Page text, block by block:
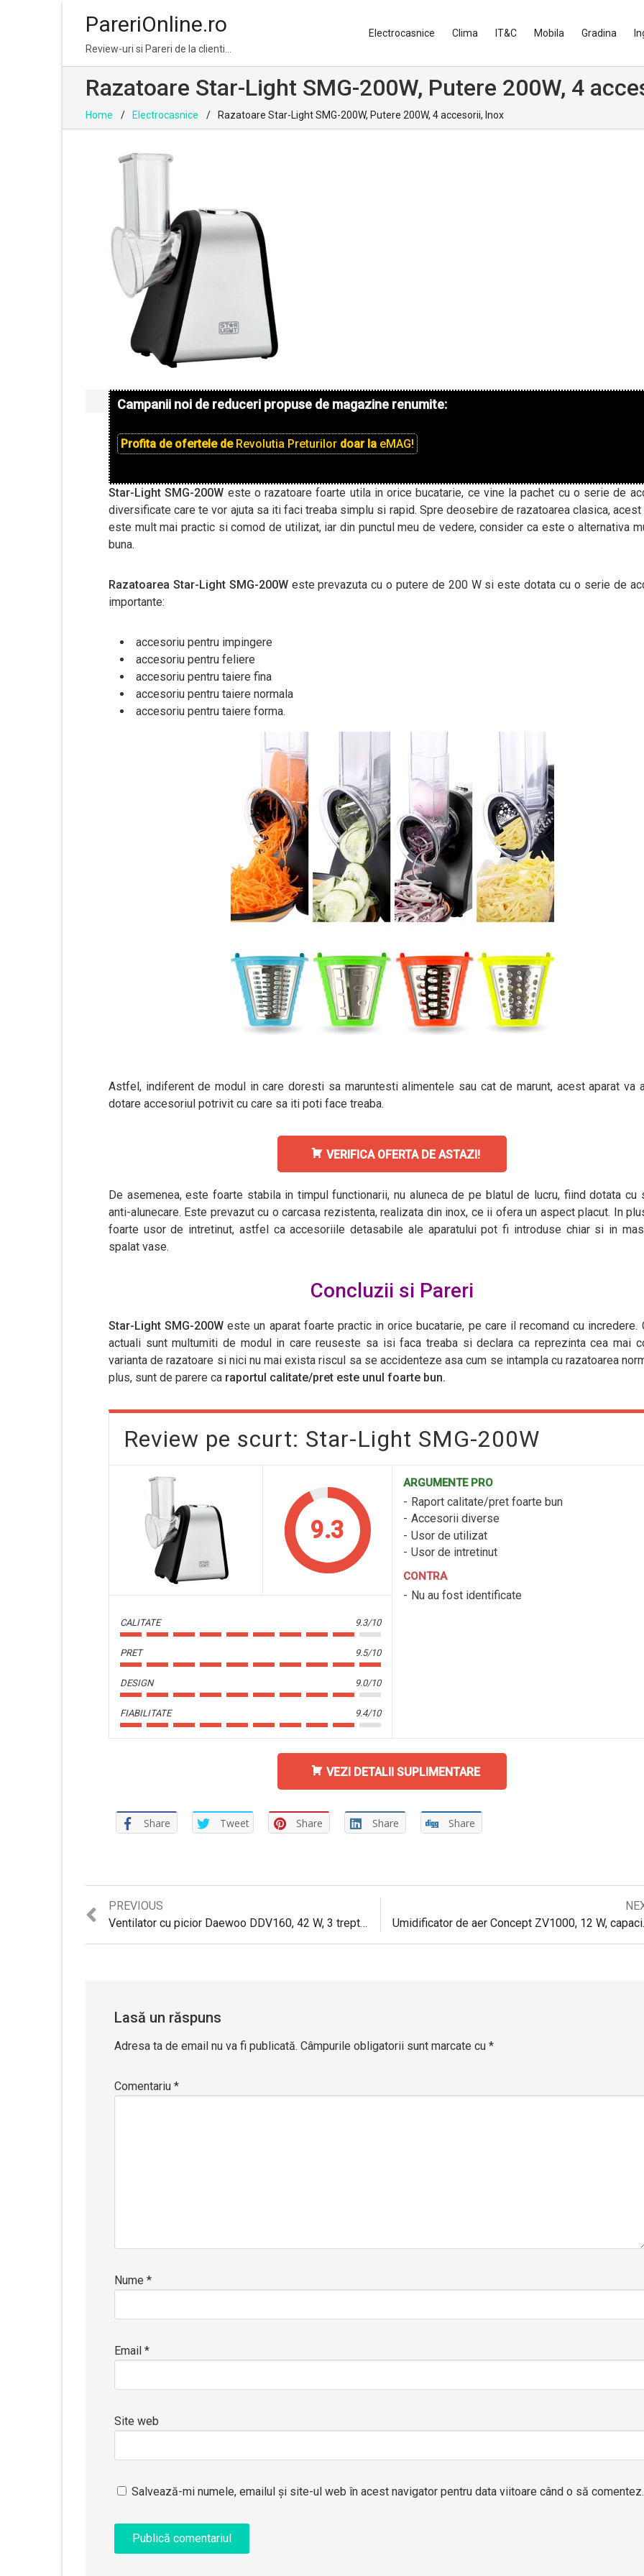
PareriOnline.ro
Review-uri si Pareri de la clienti…
Electrocasnice Clima IT&C Mobila Gradina
Razatoare Star-Light SMG-200W, Putere 200W, 4
Home Electrocasnice Razatoare Star-Light SMG-200W, Putere 200W, 4 accesorii, Inox
Campanii noi de reduceri propuse de magazine renumite:
Profita de ofertele de Revolutia Preturilor doar la eMAG!
Star-Light SMG-200W este o razatoare foarte utila in orice bucatarie, ce vine la pachet cu o serie de
diversificate care te vor ajuta sa iti faci treaba simplu si rapid. Spre deosebire de razatoarea clasica,
este mult mai practic si comod de utilizat, iar din punctul meu de vedere, consider ca este o alternativa
buna.
Razatoarea Star-Light SMG-200Weste prevazuta cu o putere de 200 W si este dotata cu o serie de
importante:
accesoriu pentru impingere
accesoriu pentru feliere
accesoriu pentru taiere fina
accesoriu pentru taiere normala
accesoriu pentru taiere forma.
Astfel, indiferent de modul in care doresti sa maruntesti alimentele sau cat de marunt, acest aparat va
dotare accesoriul potrivit cu care sa iti poti face treaba.
VERIFICA OFERTA DE ASTAZI!
De asemenea, este foarte stabila in timpul functionarii, nu aluneca de pe blatul de lucru, fiind dotata cu
anti-alunecare. Este prevazut cu o carcasa rezistenta, realizata din inox, ce ii ofera un aspect placut. In
foarte usor de intretinut, astfel ca accesoriile detasabile ale aparatului pot fi introduse chiar si in
spalat vase.
Concluzii si Pareri
Star-Light SMG-200Weste un aparat foarte practic in orice bucatarie, pe care il recomand cu incredere.
actuali sunt multumiti de modul in care reuseste sa isi faca treaba si declara ca reprezinta cea mai
varianta de razatoare si nici nu mai exista riscul sa se accidenteze asa cum se intampla cu razatoarea
plus, sunt de parere ca raportul calitate/pret este unul foarte bun.
Review pe scurt: Star-Light SMG-200W
9.3
CALITATE 9.3/10
PRET 9.5/10
DESIGN 9.0/10
FIABILITATE 9.4/10
ARGUMENTE PRO
Raport calitate/pret foarte bun
Accesorii diverse
Usor de utilizat
Usor de intretinut
CONTRA
Nu au fost identificate
VEZI DETALII SUPLIMENTARE
Share Tweet Share Share Share
Navigare
PREVIOUS
Previous
post:
Ventilator cu picior Daewoo DDV160, 42 W, 3 trepte de viteza, miscare oscilatorie, Alb
post:
Umidificator de
Lasă un răspuns
Adresa ta de email nu va fi publicată. Câmpurile obligatorii sunt marcate cu *
Comentariu *
Nume *
Email *
Site web
Salvează-mi numele, emailul și site-ul web în acest navigator pentru data viitoare când o să comentez.